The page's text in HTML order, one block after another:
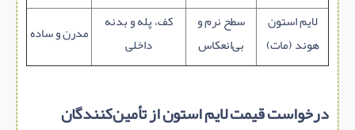
لایم‌ استون
هوند (مات)
سطح نرم و
بی‌انعکاس
کف، پله و بدنه
داخلی
مدرن و ساده
درخواست قیمت لایم‌ استون از تأمین‌کنندگان